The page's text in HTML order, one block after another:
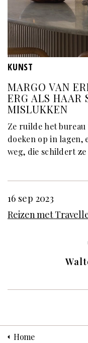
KUNST
MARGO VAN
ERG ALS HAAR
MISLUKKEN
Ze ruilde het
doeken op in lagen,
weg, die schildert
16 sep 2023
Reizen met
Home